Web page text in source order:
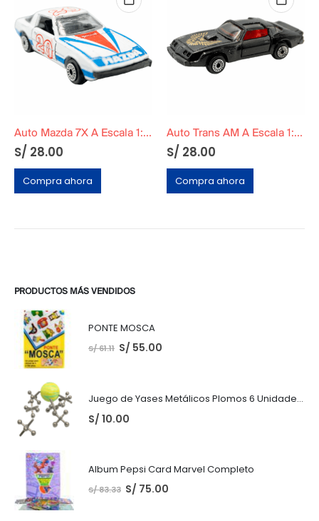
Auto Mazda 7X A Escala 1:56
S/ 28.00
Compra ahora
Auto Trans AM A Escala 1:56
S/ 28.00
Compra ahora
PRODUCTOS MÁS VENDIDOS
PONTE MOSCA
S/61.11 S/ 55.00
Juego de Yases Metálicos Plomos 6 Unidades + Pelota de Goma (En Bolsita Lista para Regalar)
S/ 10.00
Album Pepsi Card Marvel Completo
S/83.33 S/ 75.00